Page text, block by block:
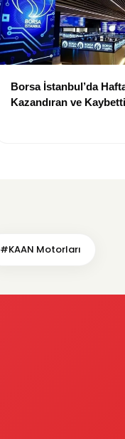
Borsa İstanbul’da
Kazandıran ve
#KAAN Motorları